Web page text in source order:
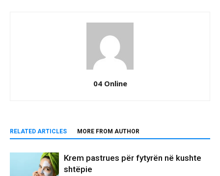
04 Online
RELATED ARTICLES MORE FROM AUTHOR
Krem pastrues për fytyrën në kushte
shtëpie